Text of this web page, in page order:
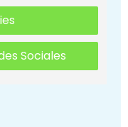
Sociales